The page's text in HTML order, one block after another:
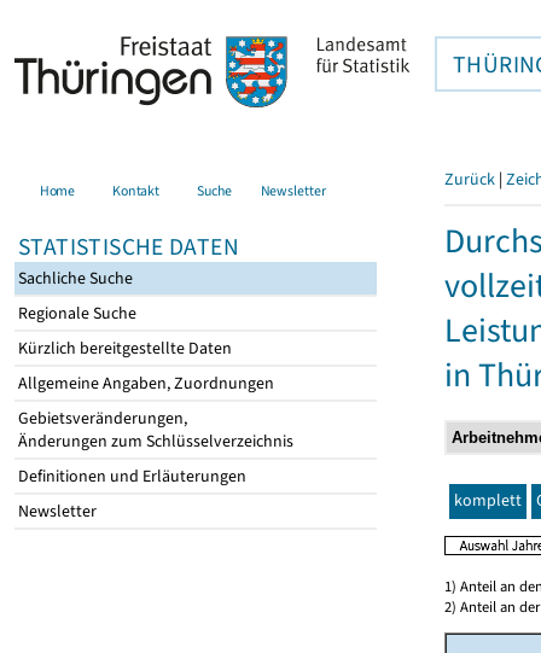
Home Kontakt Suche Newsletter
STATISTISCHE DATEN
Sachliche Suche
Regionale Suche
Kürzlich bereitgestellte Daten
Allgemeine Angaben, Zuordnungen
Gebietsveränderungen,
Änderungen zum Schlüsselverzeichnis
Definitionen und Erläuterungen
Newsletter
Zurück |
in
komplett
1) Anteil an
2) Anteil an